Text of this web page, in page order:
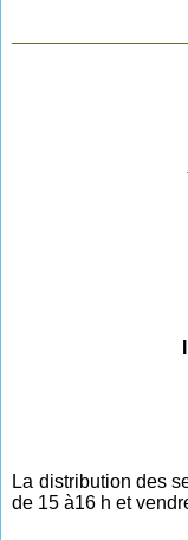
La distribution des
de 15 à16 h et